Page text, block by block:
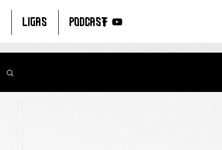
LIGAS PODCAST